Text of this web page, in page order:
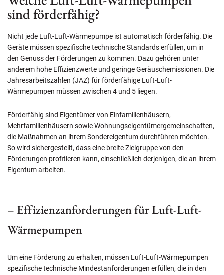
sind förderfähig?
Nicht jede Luft-Luft-Wärmepumpe ist automatisch förderfähig. Die
Geräte müssen spezifische technische Standards erfüllen, um in
den Genuss der Förderungen zu kommen. Dazu gehören unter
anderem hohe Effizienzwerte und geringe Geräuschemissionen. Die
Jahresarbeitszahlen (JAZ) für förderfähige Luft-Luft-
Wärmepumpen müssen zwischen 4 und 5 liegen.
Förderfähig sind Eigentümer von Einfamilienhäusern,
Mehrfamilienhäusern sowie Wohnungseigentümergemeinschaften,
die Maßnahmen an ihrem Sondereigentum durchführen möchten.
So wird sichergestellt, dass eine breite Zielgruppe von den
Förderungen profitieren kann, einschließlich derjenigen, die an ihrem
Eigentum arbeiten.
– Effizienzanforderungen für Luft-Luft-
Wärmepumpen
Um eine Förderung zu erhalten, müssen Luft-Luft-Wärmepumpen
spezifische technische Mindestanforderungen erfüllen, die in den